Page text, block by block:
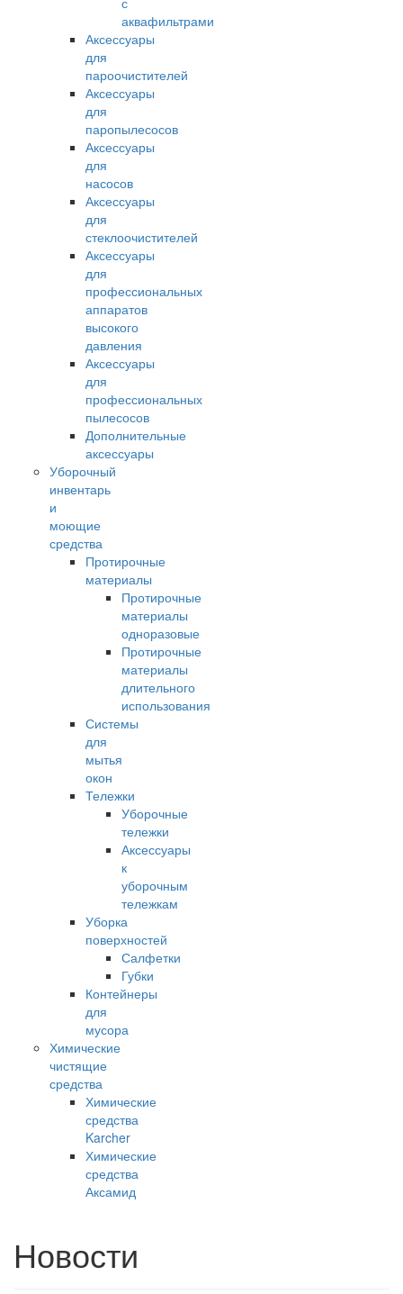
аквафильтрами
Аксессуары
для
пароочистителей
Аксессуары
для
паропылесосов
Аксессуары
для
насосов
Аксессуары
для
стеклоочистителей
Аксессуары
для
профессиональных
аппаратов
высокого
давления
Аксессуары
для
профессиональных
пылесосов
Дополнительные
аксессуары
Уборочный
инвентарь
и
моющие
средства
Протирочные
материалы
Протирочные
материалы
одноразовые
Протирочные
материалы
длительного
использования
Системы
для
мытья
окон
Тележки
Уборочные
тележки
Аксессуары
к
уборочным
тележкам
Уборка
поверхностей
Салфетки
Губки
Контейнеры
для
мусора
Химические
чистящие
средства
Химические
средства
Karcher
Химические
средства
Аксамид
Новости